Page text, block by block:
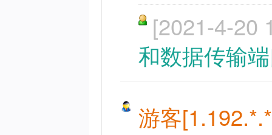
[2021-4-20
和数据传输
游客